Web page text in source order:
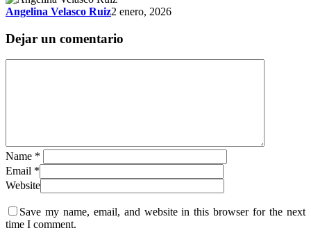
Angelina Velasco Ruiz2 enero, 2026
Dejar un comentario
Name *
Email *
Website
Save my name, email, and website in this browser for the next
time I comment.